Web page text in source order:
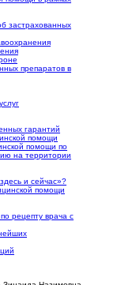
застрахованных
препаратов в
гарантий
помощи
помощи по
на территории
и сейчас»?
помощи
рецепту врача с